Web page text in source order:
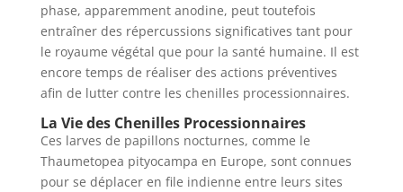
phase, apparemment anodine, peut toutefois
entraîner des répercussions significatives tant pour
le royaume végétal que pour la santé humaine. Il est
encore temps de réaliser des actions préventives
afin de lutter contre les chenilles processionnaires.
La Vie des Chenilles Processionnaires
Ces larves de papillons nocturnes, comme le
Thaumetopea pityocampa en Europe, sont connues
pour se déplacer en file indienne entre leurs sites